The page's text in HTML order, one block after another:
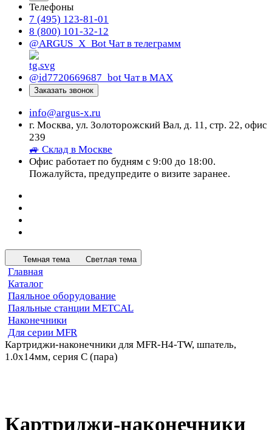
Телефоны
7 (495) 123-81-01
8 (800) 101-32-12
@ARGUS_X_Bot Чат в телеграмм
@id7720669687_bot Чат в МАХ
Заказать звонок
info@argus-x.ru
г. Москва, ул. Золоторожский Вал, д. 11, стр. 22, офис
239
🚙 Склад в Москве
Офис работает по будням с 9:00 до 18:00.
Пожалуйста, предупредите о визите заранее.
Темная тема Светлая тема
Главная
Каталог
Паяльное оборудование
Паяльные станции METCAL
Наконечники
Для серии MFR
Картриджи-наконечники для MFR-H4-TW, шпатель,
1.0х14мм, серия C (пара)
Картриджи-наконечники